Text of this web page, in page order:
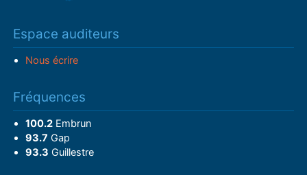
Espace auditeurs
Nous écrire
Fréquences
100.2Embrun
93.7 Gap
93.3 Guillestre